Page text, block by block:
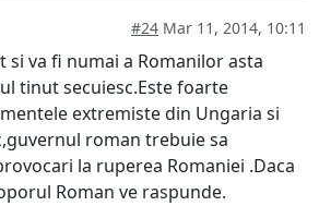
#24 Mar 11, 2014, 10:11
si va fi numai a Romanilor asta
tinut secuiesc.Este foarte
extremiste din Ungaria si
roman trebuie sa
la ruperea Romaniei .Daca
Roman ve raspunde.